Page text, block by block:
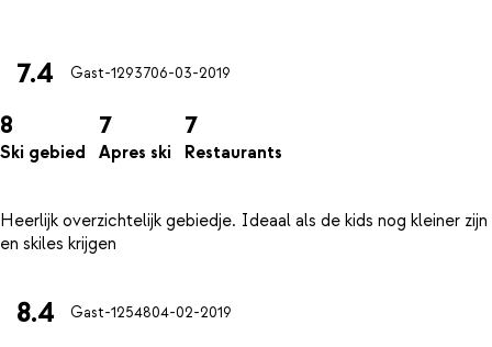
7.4 Gast-1293706-03-2019
8
Ski gebied
7
Apres ski
7
Restaurants
Heerlijk overzichtelijk gebiedje. Ideaal als de kids nog kleiner zijn
8.4 Gast-1254804-02-2019